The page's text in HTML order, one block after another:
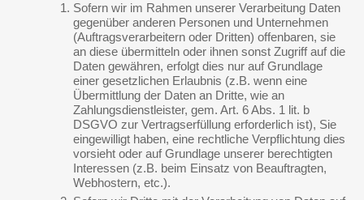
Sofern wir im Rahmen unserer Verarbeitung Daten
gegenüber anderen Personen und Unternehmen
(Auftragsverarbeitern oder Dritten) offenbaren, sie
an diese übermitteln oder ihnen sonst Zugriff auf die
Daten gewähren, erfolgt dies nur auf Grundlage
einer gesetzlichen Erlaubnis (z.B. wenn eine
Übermittlung der Daten an Dritte, wie an
Zahlungsdienstleister, gem. Art. 6 Abs. 1 lit. b
DSGVO zur Vertragserfüllung erforderlich ist), Sie
eingewilligt haben, eine rechtliche Verpflichtung dies
vorsieht oder auf Grundlage unserer berechtigten
Interessen (z.B. beim Einsatz von Beauftragten,
Webhostern, etc.).